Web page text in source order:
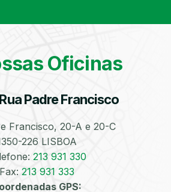
Oficinas
Padre Francisco
Francisco, 20-A e 20-C
226 LISBOA
213 931 330
Fax: 213 931 333
GPS:
Higienização e
Automóvel